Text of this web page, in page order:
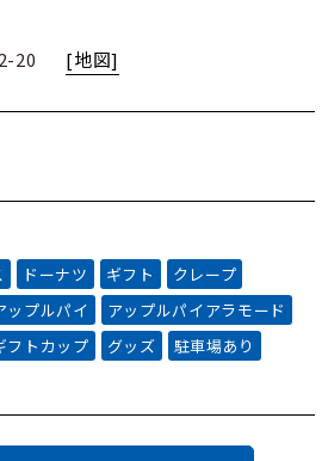
20
[地図]
ドーナツ ギフト
クレープ
ップルパイ
アップルパイアラモード
フトカップ グッズ
駐車場あり